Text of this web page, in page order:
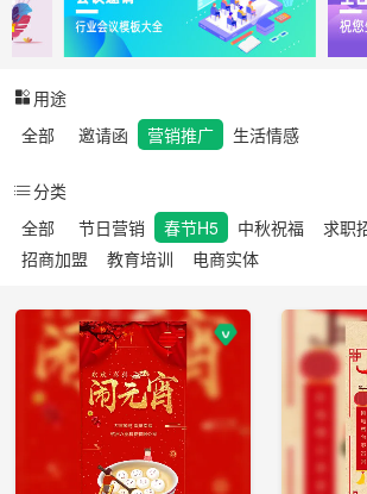
用途
全部
邀请函 营销推广 生活情感
分类
全部
节日营销 春节H5 中秋祝福 求职
招商加盟
教育培训 电商实体